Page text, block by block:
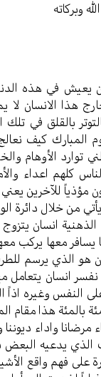
وبركاته
يعيش في هذه
هذا الانسان لا
بالقلق في
المبارك كيف
توارد
كلهم اعداء
مؤذياً للآخرين
من خلال دائرة
الذهنية انسان
يسافر معها
هو الذي يرسم
نفسر انسان
النفس وغيره اذاً
بالمئة هذا
واداء ديوننا
الذي يدعيه البعض
على فهم واقع